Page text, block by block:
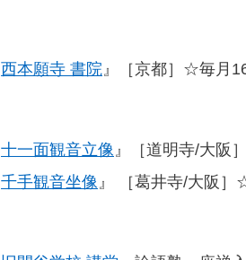
西本願寺 書院 』［京都］☆毎
十一面観音立像 』［道明寺/大阪
千手観音坐像 』 ［葛井寺/大阪］